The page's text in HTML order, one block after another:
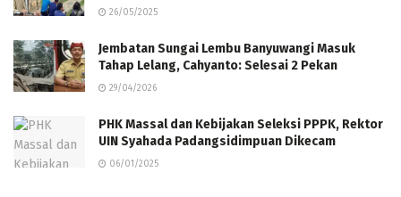
26/05/2025
Jembatan Sungai Lembu Banyuwangi Masuk
Tahap Lelang, Cahyanto: Selesai 2 Pekan
29/04/2026
PHK Massal dan Kebijakan Seleksi PPPK, Rektor
UIN Syahada Padangsidimpuan Dikecam
06/01/2025